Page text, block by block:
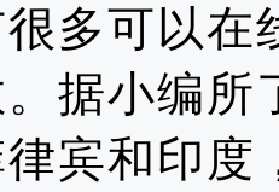
多可以在
据小编所
宾和印